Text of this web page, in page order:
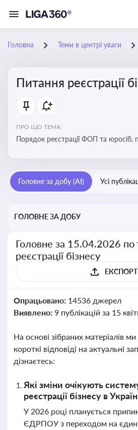
Головна Теми в центрі уваги
Питання реєстрації
ПРО ЩО ТЕМА:
Порядок реєстрації ФОП та юросіб, питання
підприємництва
Головне за добу (AI) Усі
ГОЛОВНЕ ЗА ДОБУ
Головне за 15.04.2026 по
реєстрації бізнесу
ЕКСПОРТ
Опрацьовано: 14536 джерел
Виявлено: 9 публікацій за 15
На основі зібраних матеріалів
короткі відповіді на актуальні
дізнаєтесь:
Які зміни очікують
реєстрації бізнесу в
У 2026 році планується
ЄДРПОУ з переходом на